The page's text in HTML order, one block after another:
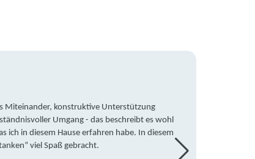
Miteinander, konstruktive Unterstützung
Umgang - das beschreibt es wohl
ich in diesem Hause erfahren habe. In diesem
viel Spaß gebracht.